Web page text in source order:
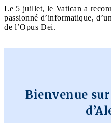
Le 5 juillet, le Vatican a
passionné d’informatique,
de l’Opus Dei.
Bienvenue